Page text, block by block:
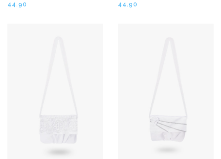
44.90
44.90